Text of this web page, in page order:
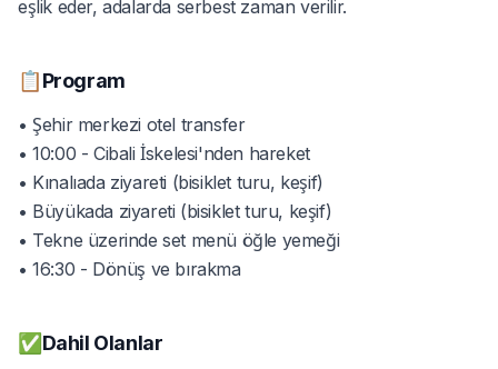
eşlik eder, adalarda serbest zaman verilir.
📋Program
• Şehir merkezi otel transfer
• 10:00 - Cibali İskelesi'nden hareket
• Kınalıada ziyareti (bisiklet turu, keşif)
• Büyükada ziyareti (bisiklet turu, keşif)
• Tekne üzerinde set menü öğle yemeği
• 16:30 - Dönüş ve bırakma
✅Dahil Olanlar